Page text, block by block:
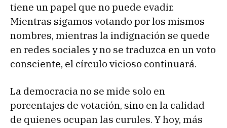
tiene un papel que no puede evadir.
Mientras sigamos votando por los mismos
nombres, mientras la indignación se quede
en redes sociales y no se traduzca en un voto
consciente, el círculo vicioso continuará.
La democracia no se mide solo en
porcentajes de votación, sino en la calidad
de quienes ocupan las curules. Y hoy, más